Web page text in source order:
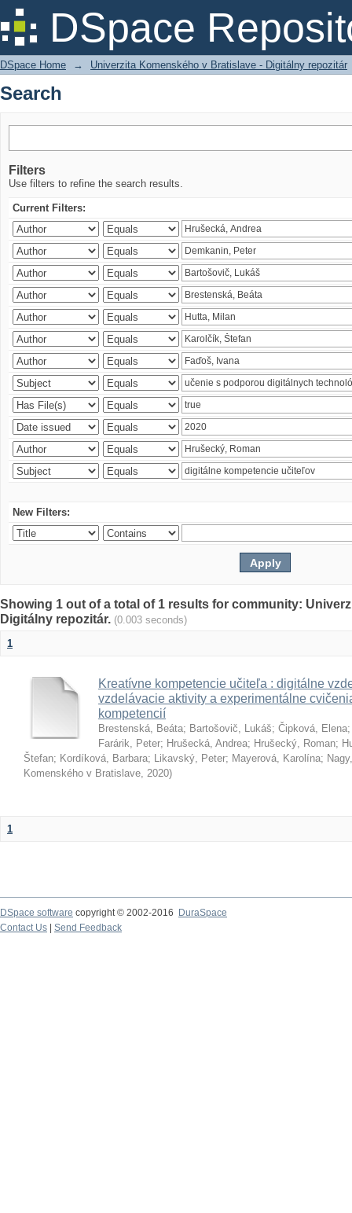
DSpace
Search
DSpace Home → Univerzita Komenského v Bratislave - Digitálny repozitár
Search
Filters
Use filters to refine the search results.
Current Filters:
New Filters:
Showing 1 out of a total of 1 results for community:
Digitálny repozitár. (0.003 seconds)
1
Kreatívne kompetencie učiteľa : digitálne
vzdelávacie aktivity a experimentálne
kompetencií
Brestenská, Beáta; Bartošovič, Lukáš; Čipková, Elena
Farárik, Peter; Hrušecká, Andrea; Hrušecký, Roman;
Štefan; Kordíková, Barbara; Likavský, Peter; Mayerová, Karolína;
Komenského v Bratislave, 2020)
1
DSpace software copyright © 2002-2016
DuraSpace
Contact Us
Send Feedback